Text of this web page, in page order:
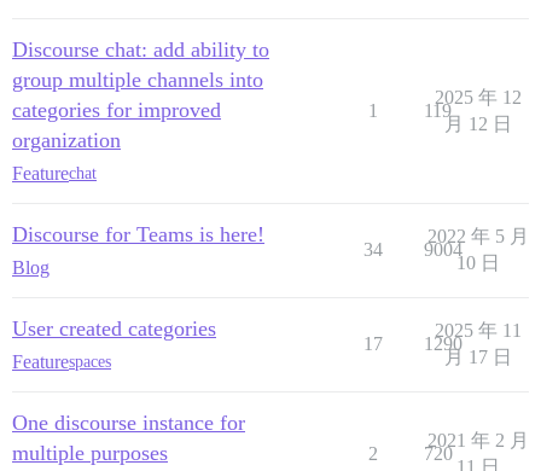
Discourse chat: add ability to
group multiple channels into
categories for improved
organization
Featurechat
1 119
2025 年 12
月 12 日
Discourse for Teams is here!
Blog
34 9004
2022 年 5 月
10 日
User created categories
Featurespaces
17 1290
2025 年 11
月 17 日
One discourse instance for
multiple purposes
2 720
2021 年 2 月
11 日